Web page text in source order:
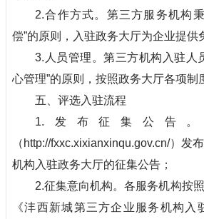
2.合作方式。第三方服务机构
偿”的原则，入驻政务大厅为企业提供
3.人员管理。第三方机构入驻人
心管理”的原则，按照政务大厅各项制
五、评选入驻流程
1.发布征集公告
（http://fxxc.xixianxinqu.gov.cn/）发
机构入驻政务大厅的征集公告；
2.征集意向机构。各服务机构按
《沣西新城第三方企业服务机构入